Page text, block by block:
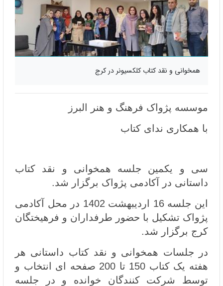
همخوانی و نقد کتاب کلکسیونر در کرج
موسسه پژواک فرهنگ و هنر البرز
با همکاری ندای کتاب
سی و یکمین جلسه همخوانی و نقد کتاب
داستانی در آکادمی پژواک برگزار شد.
این جلسه 16 اردیبهشت 1402 در محل آکادمی
پژواک تشکیل با حضور طرفداران و فرهیختگان
کرج برگزار شد.
در جلسات همخوانی و نقد کتاب داستانی هر
هفته یک کتاب 150 تا 200 صفحه ای انتخاب و
توسط شرکت کنندگان خوانده و در جلسه